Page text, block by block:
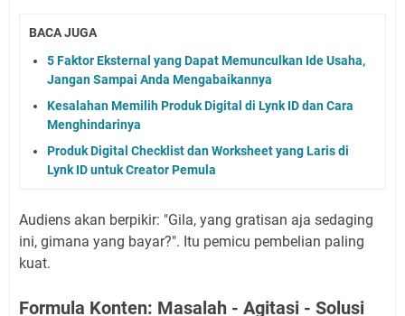
BACA JUGA
5 Faktor Eksternal yang Dapat Memunculkan Ide Usaha,
Jangan Sampai Anda Mengabaikannya
Kesalahan Memilih Produk Digital di Lynk ID dan Cara
Menghindarinya
Produk Digital Checklist dan Worksheet yang Laris di
Lynk ID untuk Creator Pemula
Audiens akan berpikir: "Gila, yang gratisan aja sedaging
ini, gimana yang bayar?". Itu pemicu pembelian paling
kuat.
Formula Konten: Masalah - Agitasi - Solusi